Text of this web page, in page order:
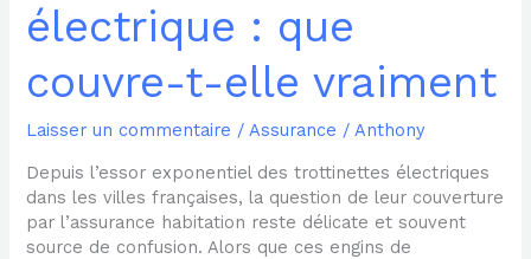
électrique : que
couvre-t-elle vraiment
Laisser un commentaire /Assurance /Anthony
Depuis l’essor exponentiel des trottinettes électriques
dans les villes françaises, la question de leur couverture
par l’assurance habitation reste délicate et souvent
source de confusion. Alors que ces engins de